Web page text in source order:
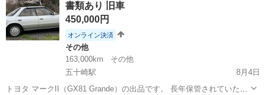
書類あり 旧車
450,000円
オンライン決済
その他
163,000km
その他
五十崎駅
8月4日
トヨタ マークII（GX81 Grande）の出品です。 長年保管されていた車